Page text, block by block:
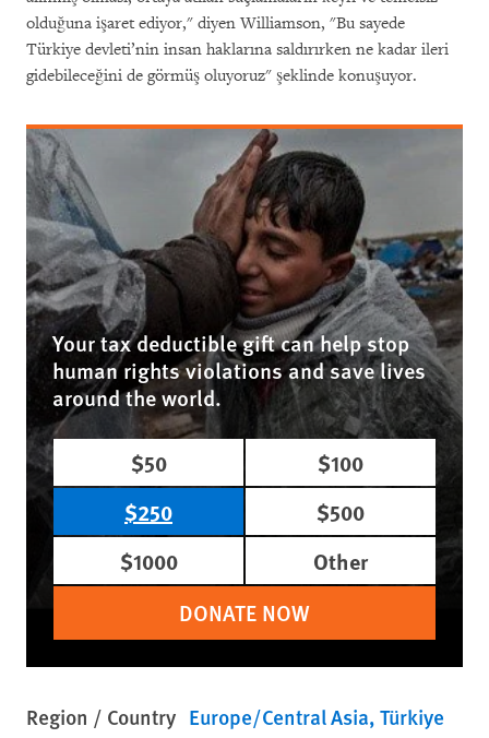
olduğuna işaret ediyor," diyen Williamson, "Bu sayede
Türkiye devleti’nin insan haklarına saldırırken ne kadar ileri
gidebileceğini de görmüş oluyoruz" şeklinde konuşuyor.
Your tax deductible gift can help stop
human rights violations and save lives
around the world.
$50
$100
$250
$500
$1000
Other
DONATE NOW
Region / Country Europe/Central Asia Türkiye